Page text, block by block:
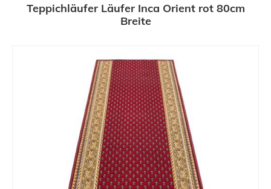
Teppichläufer Läufer Inca Orient rot 80cm
Breite